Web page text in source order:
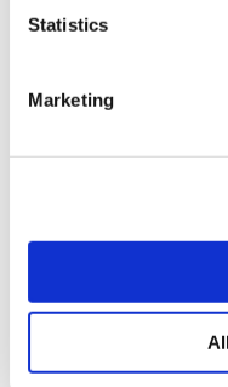
Statistics
Marketing
Hungary Cliniche
Colombia Cliniche